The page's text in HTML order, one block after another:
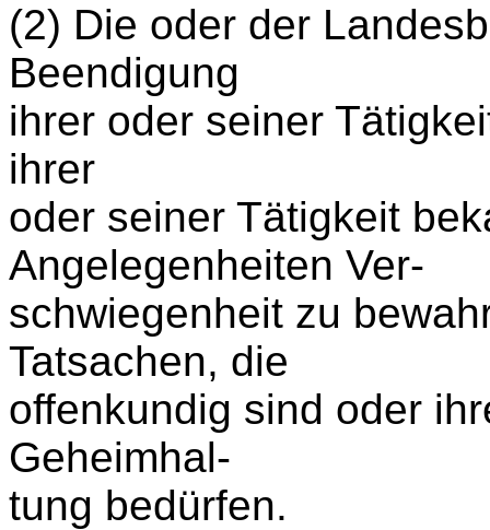
(2) Die oder der
Beendigung
ihrer oder seiner
ihrer
oder seiner Tätigkeit
Angelegenheiten Ver-
schwiegenheit zu
Tatsachen, die
offenkundig sind oder
Geheimhal-
tung bedürfen.